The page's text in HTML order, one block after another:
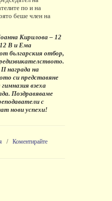
по и на
беше член на
Кирилова – 12
В и Ема
българския отбор,
награда на
си представяне
взеха
Поздравяваме
с
нови успехи!
/ Коментирайте